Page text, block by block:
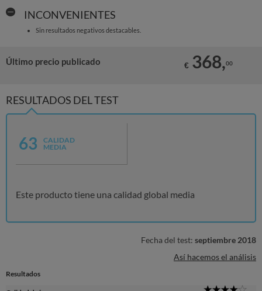
INCONVENIENTES
Sin resultados negativos destacables.
Último precio publicado € 368,00
RESULTADOS DEL TEST
63
CALIDAD
MEDIA
Este producto tiene una calidad global media
Fecha del test: septiembre 2018
Así hacemos el análisis
Resultados